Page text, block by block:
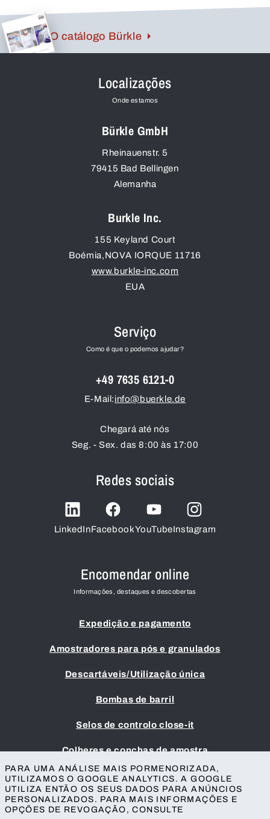
O catálogo Bürkle
Localizações
Onde estamos
Bürkle GmbH
Rheinauenstr. 5
79415 Bad Bellingen
Alemanha
Burkle Inc.
155 Keyland Court
Boémia,NOVA IORQUE 11716
www.burkle-inc.com
EUA
Serviço
Como é que o podemos ajudar?
+49 7635 6121-0
E-Mail:info@buerkle.de
Chegará até nós
Seg. - Sex. das 8:00 às 17:00
Redes sociais
LinkedInFacebookYouTubeInstagram
Encomendar online
Informações, destaques e descobertas
Expedição e pagamento
Amostradores para pós e granulados
Descartáveis/Utilização única
Bombas de barril
Selos de controlo close-it
Colheres e conchas de amostra
Impressão
Termos e condições
Proteção da privacidade
PARA UMA ANÁLISE MAIS PORMENORIZADA,
UTILIZAMOS O GOOGLE ANALYTICS. A GOOGLE
UTILIZA ENTÃO OS SEUS DADOS PARA ANÚNCIOS
PERSONALIZADOS. PARA MAIS INFORMAÇÕES E
OPÇÕES DE REVOGAÇÃO, CONSULTE